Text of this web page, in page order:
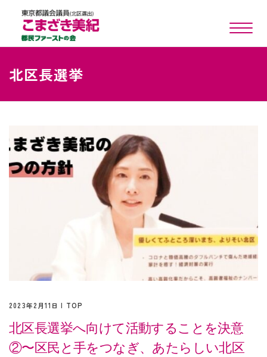
toggle
北区長選挙
2023年2月11日 | TOP
北区長選挙へ向けて活動することを決意
②〜区民と手をつなぎ、あたらしい北区